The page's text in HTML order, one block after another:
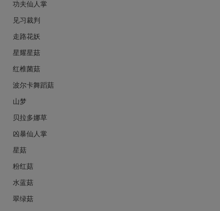
功夫仙人掌
见习裁判
走路花妖
星耀星菇
红椎菌菇
波尔卡舞蹈菇
山梦
贝拉多娜草
凶暴仙人掌
星菇
粉红菇
水蓝菇
翠绿菇